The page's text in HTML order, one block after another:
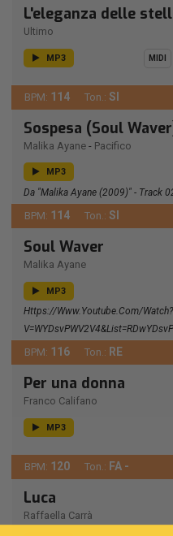
L'eleganza delle
Ultimo
MP3 MIDI
BPM: 114 Ton.: SI
Sospesa (Soul
Malika Ayane - Pacifico
MP3
Da "Malika Ayane (2009)" - Track
BPM: 114 Ton.: SI
Soul Waver
Malika Ayane
MP3
Https://www.youtube.com/watch?
BPM: 116 Ton.: RE
Per una donna
Franco Califano
MP3
BPM: 120 Ton.: FA -
Luca
Raffaella Carrà